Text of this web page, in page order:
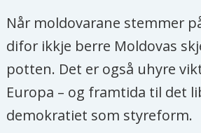
Når moldovarane stemmer
difor ikkje berre Moldovas
potten. Det er også uhyre
Europa – og framtida til det
demokratiet som styreform.